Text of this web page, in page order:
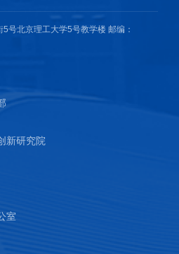
号北京理工大学5号教学楼 邮编：
新研究院
室